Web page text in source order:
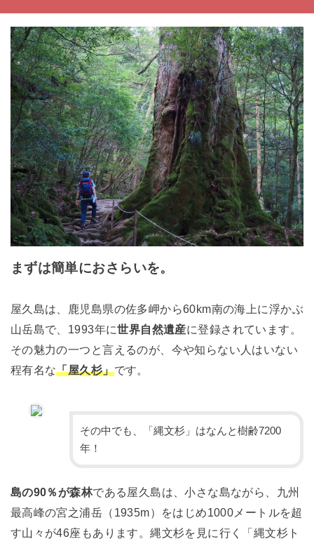
まずは簡単におさらいを。
屋久島は、鹿児島県の佐多岬から60km南の海上に浮かぶ
山岳島で、1993年に世界自然遺産に登録されています。
その魅力の一つと言えるのが、今や知らない人はいない
程有名な「屋久杉」です。
その中でも、「縄文杉」はなんと樹齢7200
年！
島の90％が森林である屋久島は、小さな島ながら、九州
最高峰の宮之浦岳（1935m）をはじめ1000メートルを超
す山々が46座もあります。縄文杉を見に行く「縄文杉ト